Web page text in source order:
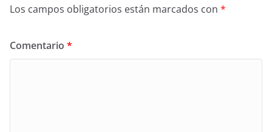
Los campos obligatorios están marcados con *
Comentario *